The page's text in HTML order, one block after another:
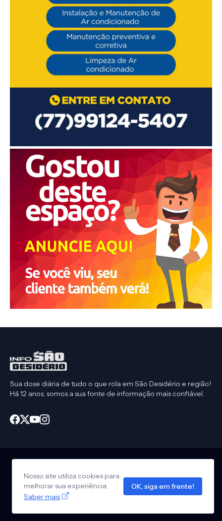
Sua dose diária de tudo o que rola em São Desidério e região!
Há 12 anos, somos a sua fonte de informação mais confiável.
Design by - Info São Desidério
InícioCEP São DesidérioPolítica de Privacidade
Anuncie em nosso site
Nosso site utiliza cookies para
melhorar sua experiência.
Saber mais
OK, siga em frente!